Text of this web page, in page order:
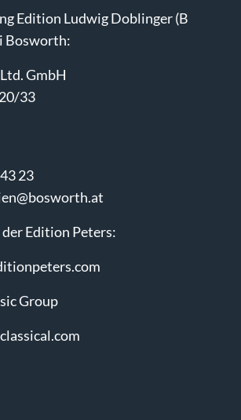
Edition Ludwig Doblinger (B
Bosworth:
GmbH
33
23
Edition Peters:
Group